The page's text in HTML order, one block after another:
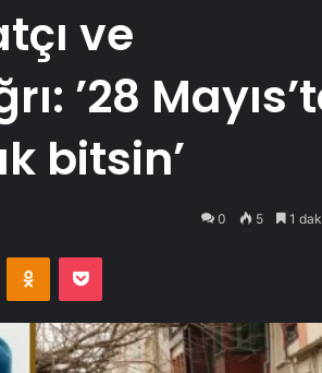
ve
’28
bitsin’
0 5 1
Odnoklassniki
Pocket